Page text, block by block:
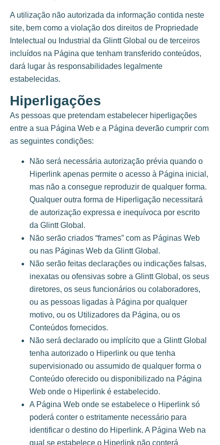
A utilização não autorizada da informação contida neste
site, bem como a violação dos direitos de Propriedade
Intelectual ou Industrial da Glintt Global ou de terceiros
incluídos na Página que tenham transferido conteúdos,
dará lugar às responsabilidades legalmente
estabelecidas.
Hiperligações
As pessoas que pretendam estabelecer hiperligações
entre a sua Página Web e a Página deverão cumprir com
as seguintes condições:
Não será necessária autorização prévia quando o
Hiperlink apenas permite o acesso à Página inicial,
mas não a consegue reproduzir de qualquer forma.
Qualquer outra forma de Hiperligação necessitará
de autorização expressa e inequívoca por escrito
da Glintt Global.
Não serão criados “frames” com as Páginas Web
ou nas Páginas Web da Glintt Global.
Não serão feitas declarações ou indicações falsas,
inexatas ou ofensivas sobre a Glintt Global, os seus
diretores, os seus funcionários ou colaboradores,
ou as pessoas ligadas à Página por qualquer
motivo, ou os Utilizadores da Página, ou os
Conteúdos fornecidos.
Não será declarado ou implícito que a Glintt Global
tenha autorizado o Hiperlink ou que tenha
supervisionado ou assumido de qualquer forma o
Conteúdo oferecido ou disponibilizado na Página
Web onde o Hiperlink é estabelecido.
A Página Web onde se estabelece o Hiperlink só
poderá conter o estritamente necessário para
identificar o destino do Hiperlink. A Página Web na
qual se estabelece o Hiperlink não conterá